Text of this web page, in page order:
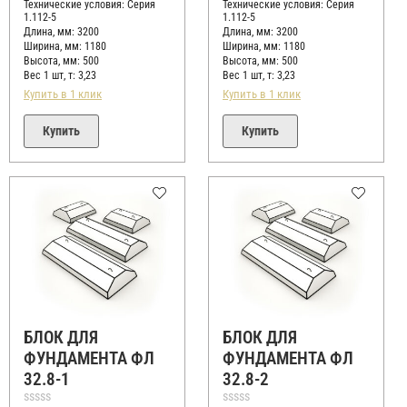
Технические условия: Серия
1.112-5
Длина, мм: 3200
Ширина, мм: 1180
Высота, мм: 500
Вес 1 шт, т: 3,23
Купить в 1 клик
Купить
Технические условия: Серия
1.112-5
Длина, мм: 3200
Ширина, мм: 1180
Высота, мм: 500
Вес 1 шт, т: 3,23
Купить в 1 клик
Купить
БЛОК ДЛЯ
ФУНДАМЕНТА ФЛ
32.8-1
БЛОК ДЛЯ
ФУНДАМЕНТА ФЛ
32.8-2